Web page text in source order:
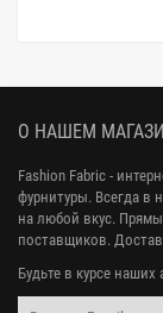
О НАШЕМ
Fashion Fabric -
фурнитуры. Всегда в
на любой вкус.
поставщиков.
Будьте в курсе